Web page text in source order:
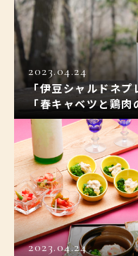
2023.04.24
「伊豆シャルドネ
「春キャベツと鶏
2023.04.24